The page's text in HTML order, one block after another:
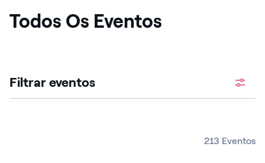
Todos Os Eventos
Filtrar eventos
213 Eventos